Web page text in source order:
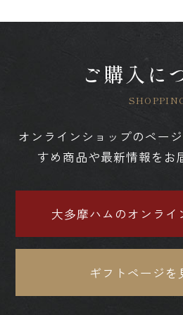
ご購入に
オンラインショップのペー
すめ商品や最新情報をお
大多摩ハムのオンライ
ギフトページを